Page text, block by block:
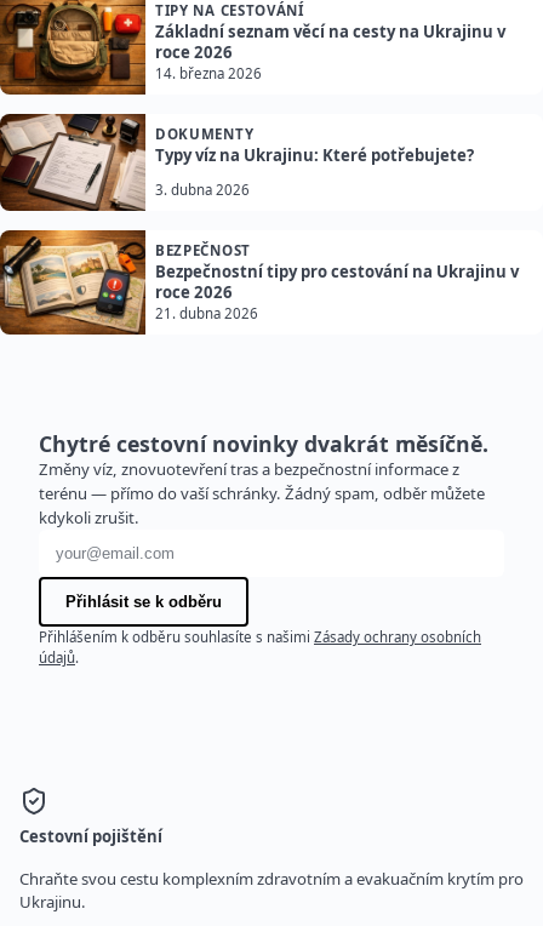
TIPY NA CESTOVÁNÍ
Základní seznam věcí na cesty na Ukrajinu v
roce 2026
14. března 2026
DOKUMENTY
Typy víz na Ukrajinu: Které potřebujete?
3. dubna 2026
BEZPEČNOST
Bezpečnostní tipy pro cestování na Ukrajinu v
roce 2026
21. dubna 2026
Chytré cestovní novinky dvakrát měsíčně.
Změny víz, znovuotevření tras a bezpečnostní informace z
terénu — přímo do vaší schránky. Žádný spam, odběr můžete
kdykoli zrušit.
E-mailová adresa
Přihlásit se k odběru
Přihlášením k odběru souhlasíte s našimi Zásady ochrany osobních
údajů.
Cestovní pojištění
Chraňte svou cestu komplexním zdravotním a evakuačním krytím pro
Ukrajinu.